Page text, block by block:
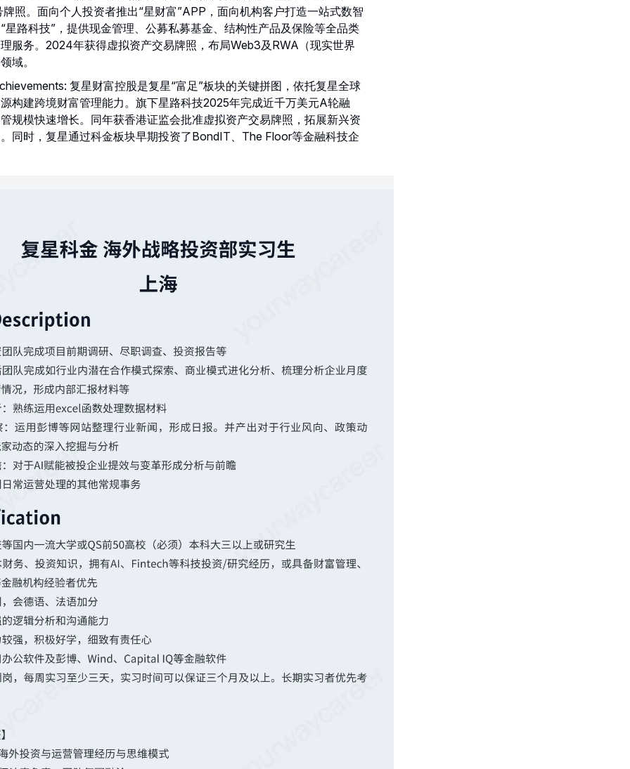
照。面向个人投资者推出“星财富”APP，面向机构客户打造一站式数智
星路科技”，提供现金管理、公募私募基金、结构性产品及保险等全品类
服务。2024年获得虚拟资产交易牌照，布局Web3及RWA（现实世界
域。
复星财富控股是复星“富足”板块的关键拼图，依托复星全球
构建跨境财富管理能力。旗下星路科技2025年完成近千万美元A轮融
规模快速增长。同年获香港证监会批准虚拟资产交易牌照，拓展新兴资
同时，复星通过科金板块早期投资了BondIT、The Floor等金融科技企